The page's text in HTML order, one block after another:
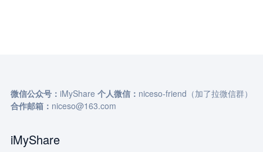
微信公众号： iMyShare 个人微信： niceso-friend（加了拉微信群）
合作邮箱： niceso@163.com
iMyShare